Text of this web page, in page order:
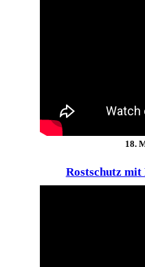
18.
Rostschutz